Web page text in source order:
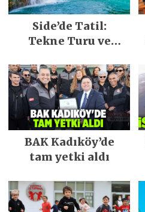
Side’de Tatil:
Tekne Turu ve
BAK Kadıköy’de
tam yetki aldı